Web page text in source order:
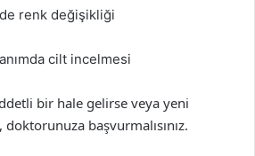
renk değişikliği
cilt incelmesi
bir hale gelirse veya yeni
başvurmalısınız.